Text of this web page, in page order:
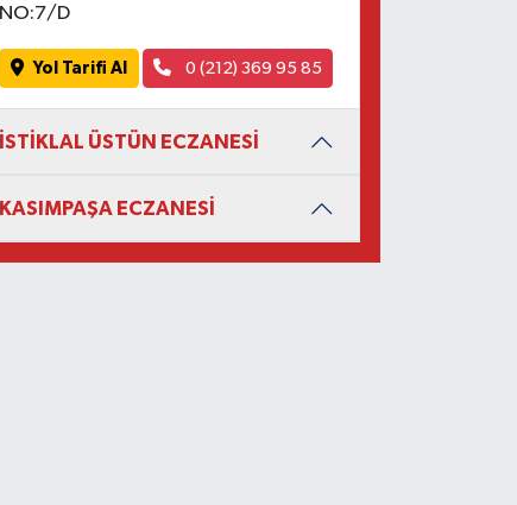
NO:7/D
Yol Tarifi Al 0 (212) 369 95 85
İSTİKLAL ÜSTÜN ECZANESİ
KASIMPAŞA ECZANESİ